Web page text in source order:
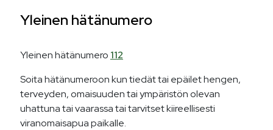
Yleinen hätänumero
Yleinen hätänumero 112
Soita hätänumeroon kun tiedät tai epäilet hengen,
terveyden, omaisuuden tai ympäristön olevan
uhattuna tai vaarassa tai tarvitset kiireellisesti
viranomaisapua paikalle.